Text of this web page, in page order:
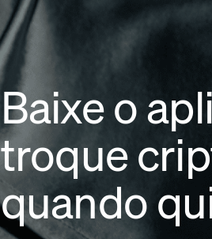
Baixe o
troque
quando